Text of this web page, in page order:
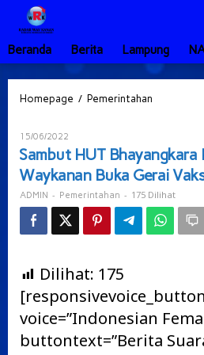
Lewati
konten
Beranda
Berita Lampung
Homepage / Pemerintahan
76,
Polres
Buka
Gerai
Vaksin
15/06/2022
ADMIN
Sambut HUT Bhayangkara
Waykanan Buka Gerai
ADMIN - Pemerintahan - 175 Dilihat
Dilihat: 175
[responsivevoice_button
voice=”Indonesian
buttontext=”Berita